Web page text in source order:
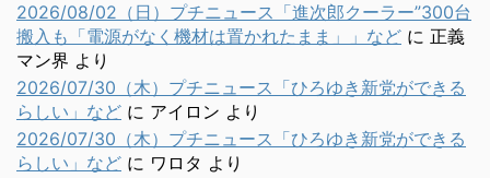
2026/08/02（日）プチニュース「進次郎クーラー”300台
搬入も「電源がなく機材は置かれたまま」」など に 正義
マン界 より
2026/07/30（木）プチニュース「ひろゆき新党ができる
らしい」など に アイロン より
2026/07/30（木）プチニュース「ひろゆき新党ができる
らしい」など に ワロタ より